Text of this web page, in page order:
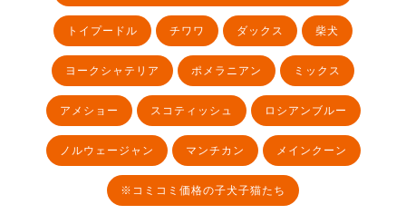
トイプードル チワワ ダックス 柴犬
ヨークシャテリア ポメラニアン ミックス
アメショー スコティッシュ ロシアンブルー
ノルウェージャン マンチカン メインクーン
※コミコミ価格の子犬子猫たち